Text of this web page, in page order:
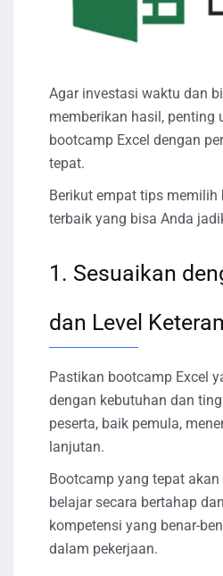
Agar investasi waktu dan
memberikan hasil, penting
bootcamp Excel dengan
tepat.
Berikut empat tips memilih
terbaik yang bisa Anda
1. Sesuaikan
dan Level
Pastikan bootcamp Excel
dengan kebutuhan dan
peserta, baik pemula,
lanjutan.
Bootcamp yang tepat
belajar secara bertahap
kompetensi yang benar-
dalam pekerjaan.